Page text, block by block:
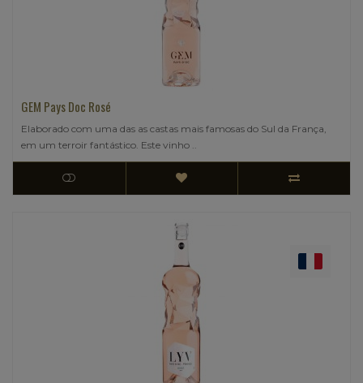
GEM Pays Doc Rosé
Elaborado com uma das as castas mais famosas do Sul da França,
em um terroir fantástico. Este vinho ..